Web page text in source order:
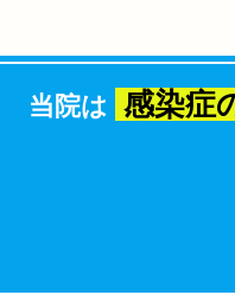
当院は 感染症